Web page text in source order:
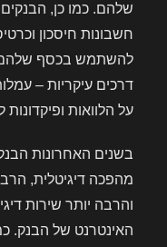
שלהם. כמו כן,
חשבונות חיסכון
להשתמש בכסף שלהם.
דרכים עיקריות –
על הלוואות
בשנים האחרונות
מהפכה דיגיטלית,
והרבה יותר שירות
האינטרנט של הבנק.